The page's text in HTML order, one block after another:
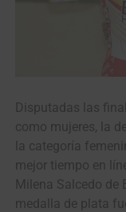
Disputadas las
como mujeres, la
la categoría
mejor tiempo en
Milena Salcedo de
medalla de plata